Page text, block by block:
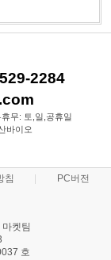
2284
무: 토,일,공휴일
바이오
침 PC버전
켓팀
호